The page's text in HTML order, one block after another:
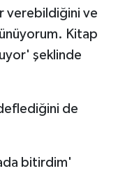
verebildiğini ve
Kitap
şeklinde
de
bitirdim'